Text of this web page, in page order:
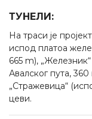
ТУНЕЛИ:
На траси је
испод платоа
665 m),
Авалског пута,
„Стражевица“
цеви.